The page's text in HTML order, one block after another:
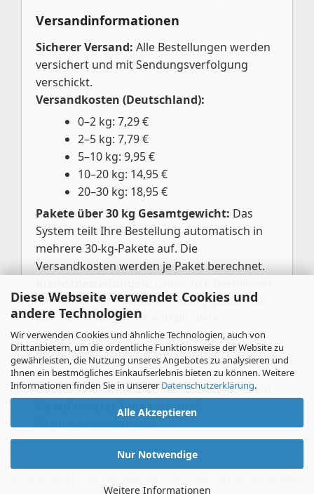
Diese Webseite verwendet Cookies und
andere Technologien
Wir verwenden Cookies und ähnliche Technologien, auch von
Drittanbietern, um die ordentliche Funktionsweise der Website zu
gewährleisten, die Nutzung unseres Angebotes zu analysieren und
Ihnen ein bestmögliches Einkaufserlebnis bieten zu können. Weitere
Informationen finden Sie in unserer Datenschutzerklärung.
Alle Akzeptieren
Nur Notwendige
Weitere Informationen
Versandinformationen
Sicherer Versand: Alle Bestellungen werden
versichert und mit Sendungsverfolgung
verschickt.
Versandkosten (Deutschland):
0–2 kg: 7,29 €
2–5 kg: 7,79 €
5–10 kg: 9,95 €
10–20 kg: 14,95 €
20–30 kg: 18,95 €
Pakete über 30 kg Gesamtgewicht: Das
System teilt Ihre Bestellung automatisch in
mehrere 30-kg-Pakete auf. Die
Versandkosten werden je Paket berechnet.
berechnen wir eine Bearbeitungspauschale
von 3,00 €. Ab 20,01 € entfällt diese
automatisch.
EU- & internationale Lieferungen:Der
Versand erfolgt per UPS oder GLS. Die
Kosten variieren je nach Land. Details finden
Sie auf unserer Seite Versand &
Zahlungsbedingungen.